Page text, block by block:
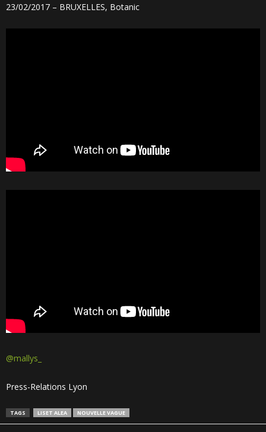
23/02/2017 – BRUXELLES, Botanic
@mallys_
Press-Relations Lyon
TAGS LISET ALEA NOUVELLE VAGUE